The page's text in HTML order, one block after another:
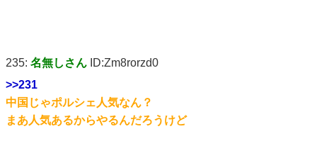
235: 名無しさん ID:Zm8rorzd0
>>231
中国じゃポルシェ人気なん？
まあ人気あるからやるんだろうけど